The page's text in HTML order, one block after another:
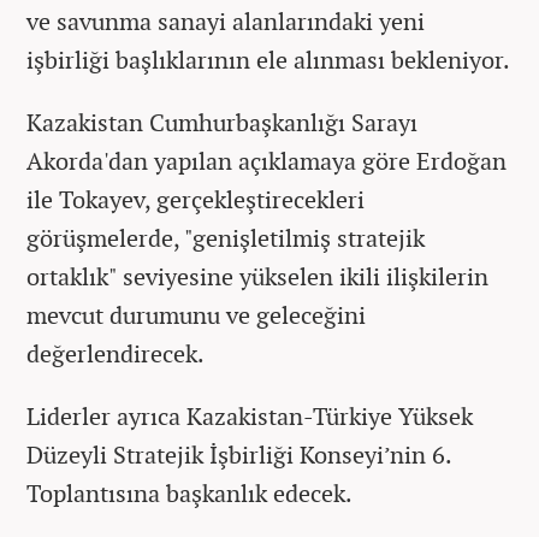
ve savunma sanayi alanlarındaki yeni
işbirliği başlıklarının ele alınması bekleniyor.
Kazakistan Cumhurbaşkanlığı Sarayı
Akorda'dan yapılan açıklamaya göre Erdoğan
ile Tokayev, gerçekleştirecekleri
görüşmelerde, "genişletilmiş stratejik
ortaklık" seviyesine yükselen ikili ilişkilerin
mevcut durumunu ve geleceğini
değerlendirecek.
Liderler ayrıca Kazakistan-Türkiye Yüksek
Düzeyli Stratejik İşbirliği Konseyi’nin 6.
Toplantısına başkanlık edecek.